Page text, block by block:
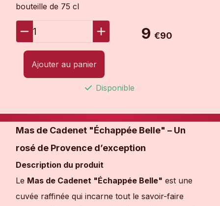
bouteille de 75 cl
1 9€90
Ajouter au panier
Disponible
Mas de Cadenet "Échappée Belle" – Un
rosé de Provence d’exception
Description du produit
Le Mas de Cadenet "Échappée Belle" est une
cuvée raffinée qui incarne tout le savoir-faire